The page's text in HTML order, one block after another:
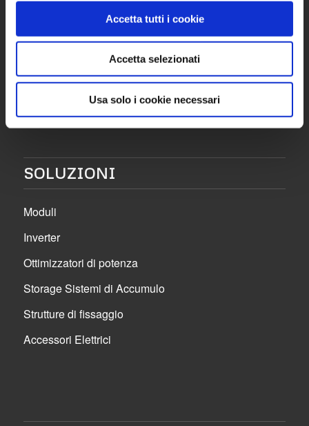
Accetta tutti i cookie
Accetta selezionati
Usa solo i cookie necessari
22/F | 20832 | Desio (MB)
Tel. 0362 1900443
Fax 0362.1400333
SOLUZIONI
Moduli
Inverter
Ottimizzatori di potenza
Storage Sistemi di Accumulo
Strutture di fissaggio
Accessori Elettrici